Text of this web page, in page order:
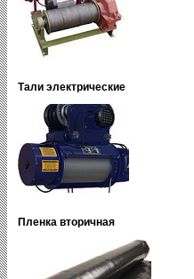
Тали электрические
Пленка вторичная